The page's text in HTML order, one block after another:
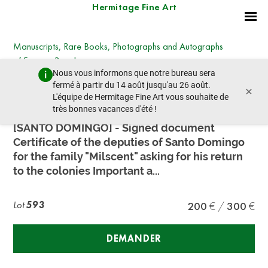
Hermitage Fine Art
Nous vous informons que notre bureau sera
fermé à partir du 14 août jusqu'au 26 août.
L'équipe de Hermitage Fine Art vous souhaite de
très bonnes vacances d'été !
×
Manuscripts, Rare Books, Photographs and Autographs
of Famous People
samedi 30 juin 2018 - 11:00
lot précédent lot suivant
[SANTO DOMINGO] - Signed document
Certificate of the deputies of Santo Domingo
for the family "Milscent" asking for his return
to the colonies Important a...
Lot593 200 300
DEMANDER